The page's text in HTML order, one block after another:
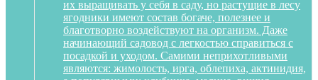
их выращивать у себя в саду, но растущие в лесу
ягодники имеют состав богаче, полезнее и
благотворно воздействуют на организм. Даже
начинающий садовод с легкостью справиться с
посадкой и уходом. Самими неприхотливыми
являются: жимолость, ирга, облепиха, актинидия,